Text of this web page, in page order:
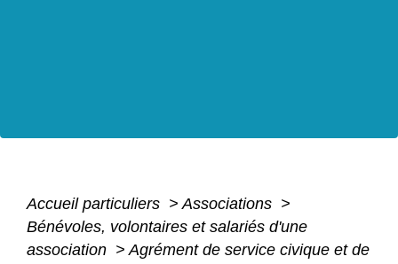
Accueil particuliers > Associations >
Bénévoles, volontaires et salariés d'une
association > Agrément de service civique et de